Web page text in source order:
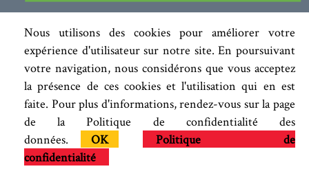
Nous utilisons des cookies pour améliorer votre
expérience d'utilisateur sur notre site. En poursuivant
votre navigation, nous considérons que vous acceptez
la présence de ces cookies et l'utilisation qui en est
faite. Pour plus d'informations, rendez-vous sur la page
de la Politique de confidentialité des
données.
OK
Politique de
confidentialité